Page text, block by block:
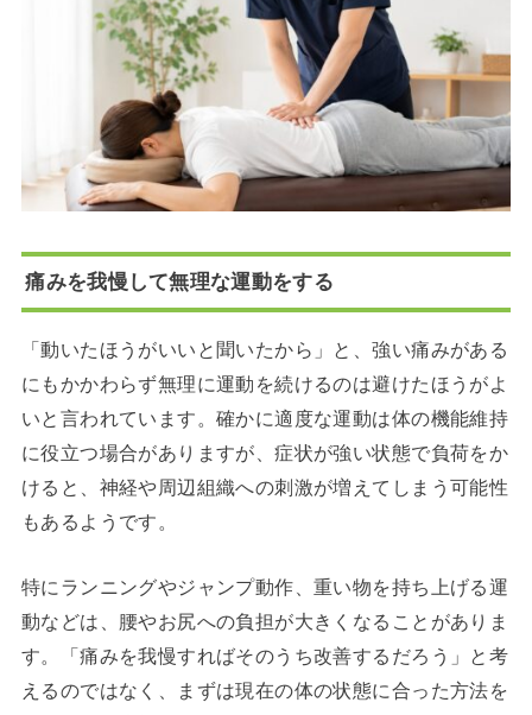
痛みを我慢して無理な運動をする
「動いたほうがいいと聞いたから」と、強い痛みがある
にもかかわらず無理に運動を続けるのは避けたほうがよ
いと言われています。確かに適度な運動は体の機能維持
に役立つ場合がありますが、症状が強い状態で負荷をか
けると、神経や周辺組織への刺激が増えてしまう可能性
もあるようです。
特にランニングやジャンプ動作、重い物を持ち上げる運
動などは、腰やお尻への負担が大きくなることがありま
す。「痛みを我慢すればそのうち改善するだろう」と考
えるのではなく、まずは現在の体の状態に合った方法を